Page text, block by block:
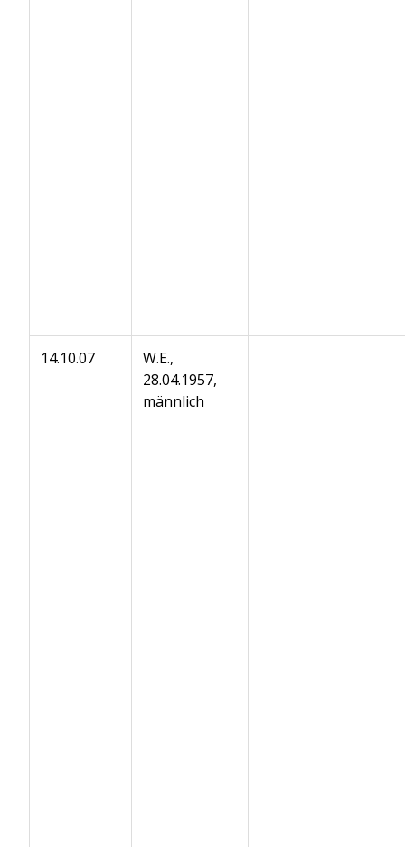
14.10.07
W.E.,
28.04.1957,
männlich